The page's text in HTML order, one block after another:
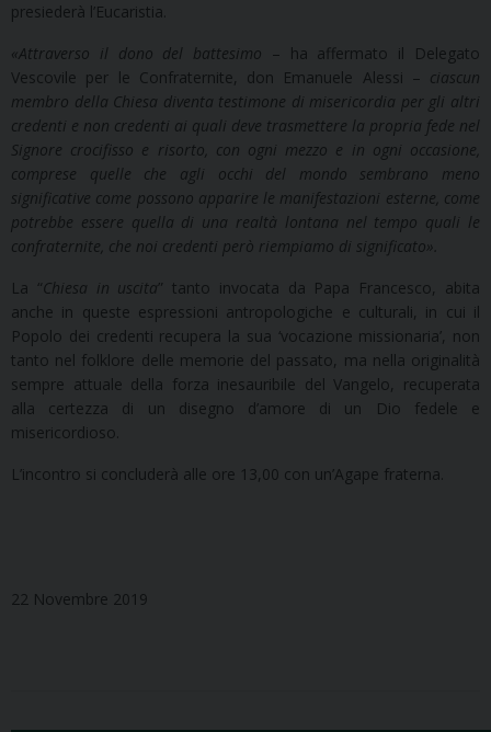
presiederà l’Eucaristia.
«Attraverso il dono del battesimo – ha affermato il Delegato
Vescovile per le Confraternite, don Emanuele Alessi – ciascun
membro della Chiesa diventa testimone di misericordia per gli altri
credenti e non credenti ai quali deve trasmettere la propria fede nel
Signore crocifisso e risorto, con ogni mezzo e in ogni occasione,
comprese quelle che agli occhi del mondo sembrano meno
significative come possono apparire le manifestazioni esterne, come
potrebbe essere quella di una realtà lontana nel tempo quali le
confraternite, che noi credenti però riempiamo di significato»
La “Chiesa in uscita” tanto invocata da Papa Francesco, abita
anche in queste espressioni antropologiche e culturali, in cui il
Popolo dei credenti recupera la sua ‘vocazione missionaria’, non
tanto nel folklore delle memorie del passato, ma nella originalità
sempre attuale della forza inesauribile del Vangelo, recuperata
alla certezza di un disegno d’amore di un Dio fedele e
misericordioso.
L’incontro si concluderà alle ore 13,00 con un’Agape fraterna.
22 Novembre 2019